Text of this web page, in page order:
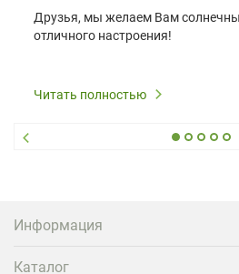
Друзья, мы желаем Вам
отличного настроения!
Читать полностью
Информация
Каталог